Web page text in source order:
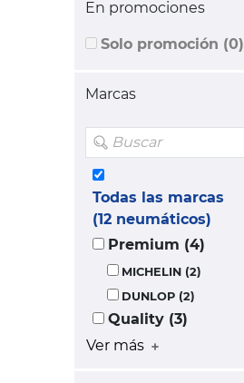
En promociones
Solo promoción (0)
Marcas
Todas las marcas
(12 neumáticos)
Premium (4)
MICHELIN (2)
DUNLOP (2)
Quality (3)
Ver más